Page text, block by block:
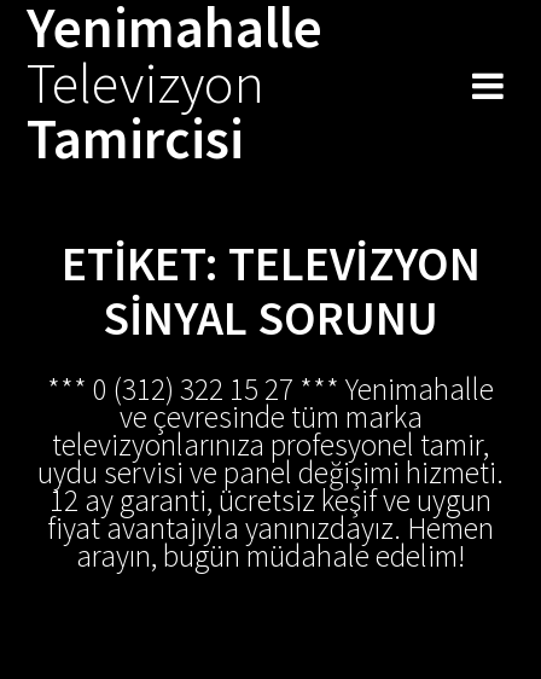
Skip
to
Yenimahalle
Televizyon
Tamircisi
ETIKET: TELEVIZYON
SINYAL SORUNU
*** 0 (312) 322 15 27 *** Yenimahalle
ve çevresinde tüm marka
televizyonlarınıza profesyonel tamir,
uydu servisi ve panel değişimi hizmeti.
12 ay garanti, ücretsiz keşif ve uygun
fiyat avantajıyla yanınızdayız. Hemen
arayın, bugün müdahale edelim!